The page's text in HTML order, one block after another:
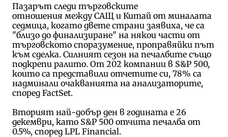
Пазарът следи търговските
отношения между САЩ и Китай от миналата
седмица, когато двете страни заявиха, че са
"близо до финализиране" на някои части от
търговското споразумение, проправяйки път
към сделка. Силният сезон на печалбите също
подкрепи ралито. От 202 компании в S&P 500,
които са представили отчетите си, 78% са
надминали очакванията на анализаторите,
според FactSet.
Вторият най-добър ден в годината е 26
декември, като S&P 500 отчита печалба от
0.5%, според LPL Financial.